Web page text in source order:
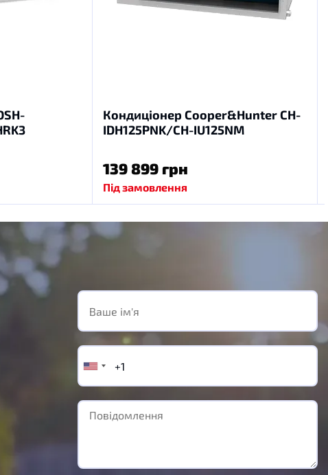
Кондиціонер Cooper&Hunter CH-
IDH125PNK/CH-IU125NM
139 899 грн
Під замовлення